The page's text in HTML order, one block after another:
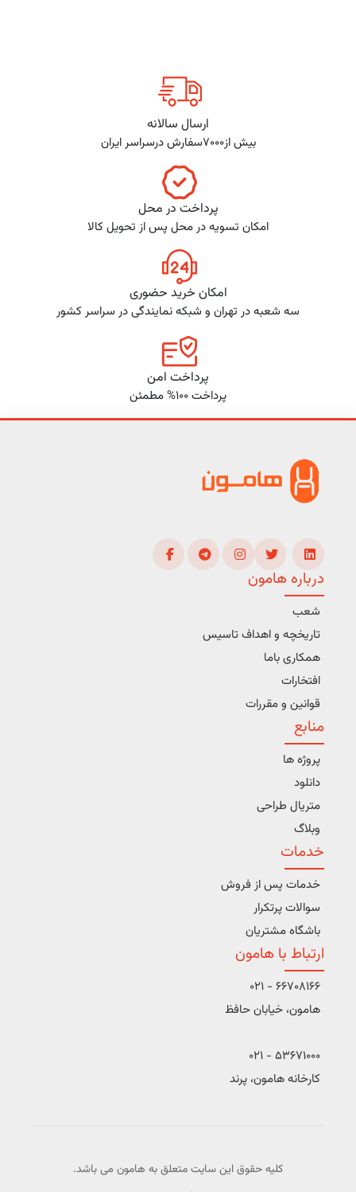
ارسال سالانه
بیش از7000سفارش درسراسر ایران
پرداخت در محل
امکان تسویه در محل پس از تحویل کالا
امکان خرید حضوری
سه شعبه در تهران و شبکه نمایندگی در سراسر کشور
پرداخت امن
پرداخت 100% مطمئن
درباره هامون
شعب
تاریخچه و اهداف تاسیس
همکاری باما
افتخارات
قوانین و مقررات
منابع
پروژه ها
دانلود
متریال طراحی
وبلاگ
خدمات
خدمات پس از فروش
سوالات پرتکرار
باشگاه مشتریان
ارتباط با هامون
66708166 - 021
هامون، خیابان حافظ
53671000 - 021
کارخانه هامون، پرند
کلیه حقوق این سایت متعلق به هامون می باشد.